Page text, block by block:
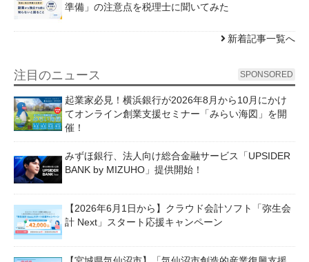
準備」の注意点を税理士に聞いてみた
新着記事一覧へ
注目のニュース SPONSORED
起業家必見！横浜銀行が2026年8月から10月にかけ
てオンライン創業支援セミナー「みらい海図」を開
催！
みずほ銀行、法人向け総合金融サービス「UPSIDER
BANK by MIZUHO」提供開始！
【2026年6月1日から】クラウド会計ソフト「弥生会
計 Next」スタート応援キャンペーン